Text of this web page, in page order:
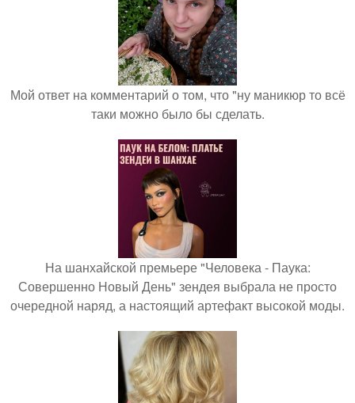
Мой ответ на комментарий о том, что "ну маникюр то всё
таки можно было бы сделать.
На шанхайской премьере "Человека - Паука:
Совершенно Новый День" зендея выбрала не просто
очередной наряд, а настоящий артефакт высокой моды.